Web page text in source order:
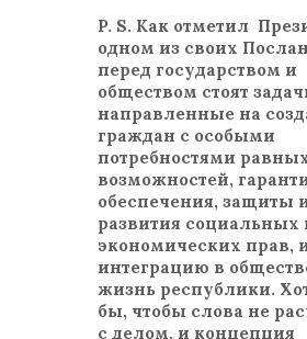
P. S. Как отметил
одном из своих
перед государством и
обществом стоят
направленные на
граждан с особыми
потребностями
возможностей,
обеспечения, защиты
развития социальных
экономических прав,
интеграцию в
жизнь республики.
бы, чтобы слова не
с делом, и концепция